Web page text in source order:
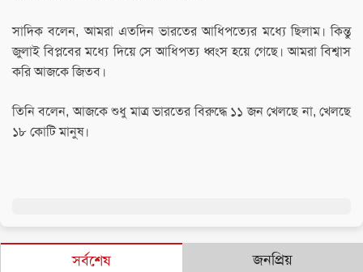
সাদিক বলেন, আমরা এতদিন ভারতের আধিপত্যের মধ্যে ছিলাম। কিন্তু
জুলাই বিপ্লবের মধ্যে দিয়ে সে আধিপত্য ধ্বংস হয়ে গেছে। আমরা বিশ্বাস
করি আজকে জিতব।
তিনি বলেন, আজকে শুধু মাত্র ভারতের বিরুদ্ধে ১১ জন খেলছে না, খেলছে
১৮ কোটি মানুষ।
সর্বশেষ জনপ্রিয়